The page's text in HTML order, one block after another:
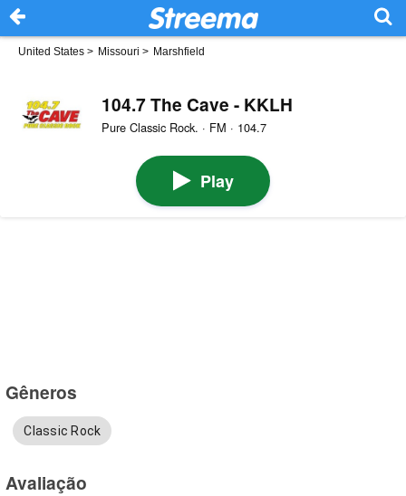
United States > Missouri > Marshfield
104.7 The Cave - KKLH
Pure Classic Rock. · FM · 104.7
Play
Gêneros
Classic Rock
Avaliação